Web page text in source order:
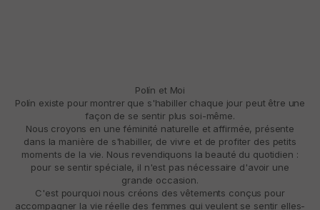
Polín et Moi
Polín existe pour montrer que s'habiller chaque jour peut être une
façon de se sentir plus soi-même.
Nous croyons en une féminité naturelle et affirmée, présente
dans la manière de s'habiller, de vivre et de profiter des petits
moments de la vie. Nous revendiquons la beauté du quotidien :
pour se sentir spéciale, il n'est pas nécessaire d'avoir une
grande occasion.
C'est pourquoi nous créons des vêtements conçus pour
accompagner la vie réelle des femmes qui veulent se sentir elles-